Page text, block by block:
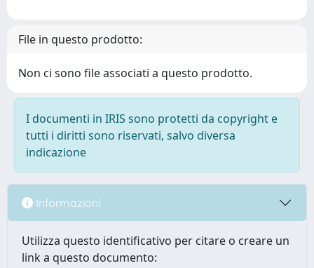
File in questo prodotto:
Non ci sono file associati a questo prodotto.
I documenti in IRIS sono protetti da copyright e
tutti i diritti sono riservati, salvo diversa
indicazione
Informazioni
Utilizza questo identificativo per citare o creare un
link a questo documento: